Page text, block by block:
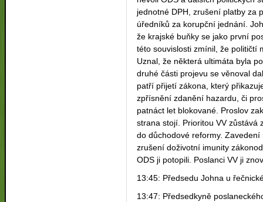
jednotné DPH, zrušení platby za
úředníků za korupční jednání.
že krajské buňky se jako první
této souvislosti zmínil, že političtí
Uznal, že některá ultimáta byla
druhé části projevu se věnoval
patří přijetí zákona, který
zpřísnění zdanění hazardu, či
patnáct let blokované. Proslov
strana stojí. Prioritou VV zůstává
do důchodové reformy.
zrušení doživotní imunity
ODS ji potopili. Poslanci VV ji
13:45: Předsedu Johna u
13:47: Předsedkyně